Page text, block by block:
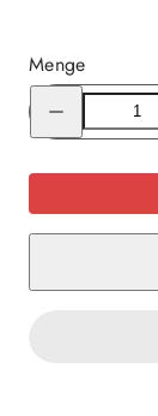
Menge
Menge
für